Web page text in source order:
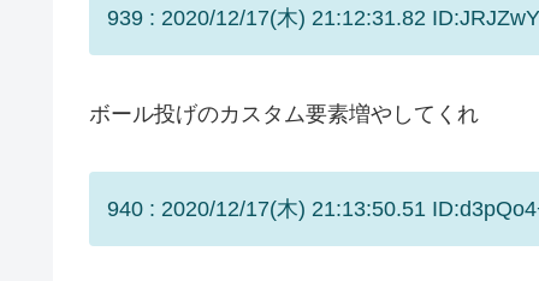
939 : 2020/12/17(木) 21:12:31.82
ボール投げのカスタム要素増やしてくれ
940 : 2020/12/17(木) 21:13:50.51